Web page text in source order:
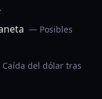
— Posibles
del dólar tras